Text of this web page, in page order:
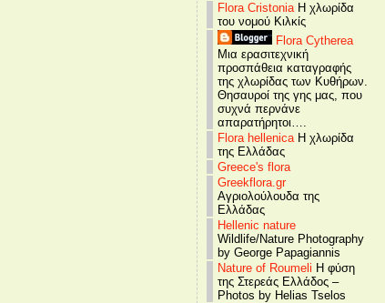
Flora CristoniaΗ χλωρίδα
του νομού Κιλκίς
Flora Cytherea
Μια ερασιτεχνική
προσπάθεια καταγραφής
της χλωρίδας των Κυθήρων.
Θησαυροί της γης μας, που
συχνά περνάνε
απαρατήρητοι….
Flora hellenicaΗ χλωρίδα
της Ελλάδας
Greece's flora
Greekflora.gr
Αγριολούλουδα της
Ελλάδας
Hellenic nature
Wildlife/Nature Photography
by George Papagiannis
Nature of Roumeli Η φύση
της Στερεάς Ελλάδος –
Photos by Helias Tselos